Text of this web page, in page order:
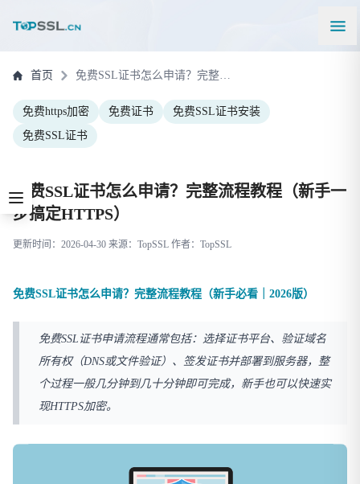
首页 免费SSL证书怎么申请？完整流程教程（新手一步搞定HTTPS）
免费https加密 免费证书
免费SSL证书安装
免费SSL证书
免费SSL证书怎么申请？完整流程教程（新手一
步搞定HTTPS）
更新时间：2026-04-30 来源：TopSSL 作者：TopSSL
免费SSL证书怎么申请？完整流程教程（新手必看｜2026版）
免费SSL证书申请流程通常包括：选择证书平台、验证域名
所有权（DNS或文件验证）、签发证书并部署到服务器，整
个过程一般几分钟到几十分钟即可完成，新手也可以快速实
现HTTPS加密。